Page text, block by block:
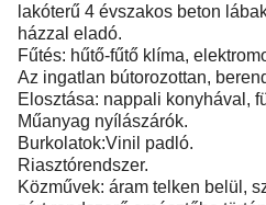
lakóterű 4 évszakos beton
házzal eladó.
Fűtés: hűtő-fűtő klíma,
Az ingatlan bútorozottan,
Elosztása: nappali konyhával,
Műanyag nyílászárók.
Burkolatok:Vinil padló.
Riasztórendszer.
Közművek: áram telken belül,